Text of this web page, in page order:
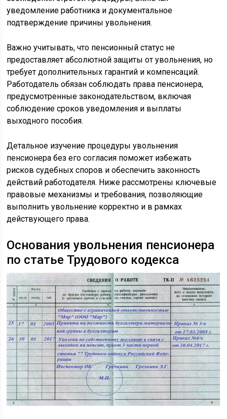
уведомление работника и документальное
подтверждение причины увольнения.
Важно учитывать, что пенсионный статус не
предоставляет абсолютной защиты от увольнения, но
требует дополнительных гарантий и компенсаций.
Работодатель обязан соблюдать права пенсионера,
предусмотренные законодательством, включая
соблюдение сроков уведомления и выплаты
выходного пособия.
Детальное изучение процедуры увольнения
пенсионера без его согласия поможет избежать
рисков судебных споров и обеспечить законность
действий работодателя. Ниже рассмотрены ключевые
правовые механизмы и требования, позволяющие
выполнить увольнение корректно и в рамках
действующего права.
Основания увольнения пенсионера
по статье Трудового кодекса